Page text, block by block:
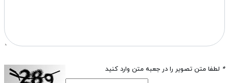
* لطفا متن تصویر را در جعبه متن وارد کنید